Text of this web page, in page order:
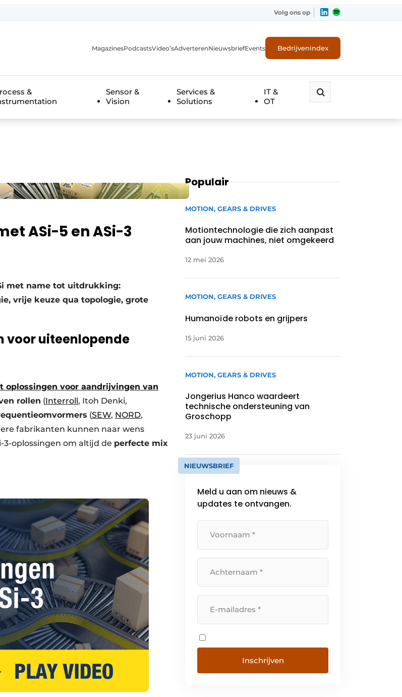
Volg ons op
MagazinesPodcastsVideo’sAdverterenNieuwsbriefEvents Bedrijvenindex
&
Sensor &
Vision
Services &
Solutions
IT &
OT
ASi-5 en ASi-3
met name tot uitdrukking:
vrije keuze qua topologie, grote
voor uiteenlopende
oplossingen voor aandrijvingen van
rollen (Interroll, Itoh Denki,
(SEW, NORD,
fabrikanten kunnen naar wens
3-oplossingen om altijd de perfecte mix
Populair
MOTION, GEARS & DRIVES
Motiontechnologie die zich aanpast
aan jouw machines, niet omgekeerd
12 mei 2026
MOTION, GEARS & DRIVES
Humanoïde robots en grijpers
15 juni 2026
MOTION, GEARS & DRIVES
Jongerius Hanco waardeert
technische ondersteuning van
Groschopp
23 juni 2026
NIEUWSBRIEF
Meld u aan om nieuws &
updates te ontvangen.